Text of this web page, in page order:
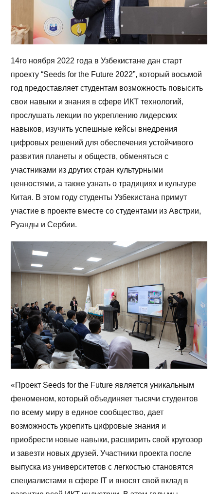
14го ноября 2022 года в Узбекистане дан старт
проекту “Seeds for the Future 2022”, который восьмой
год предоставляет студентам возможность повысить
свои навыки и знания в сфере ИКТ технологий,
прослушать лекции по укреплению лидерских
навыков, изучить успешные кейсы внедрения
цифровых решений для обеспечения устойчивого
развития планеты и обществ, обменяться с
участниками из других стран культурными
ценностями, а также узнать о традициях и культуре
Китая. В этом году студенты Узбекистана примут
участие в проекте вместе со студентами из Австрии,
Руанды и Сербии.
«Проект Seeds for the Future является уникальным
феноменом, который объединяет тысячи студентов
по всему миру в единое сообщество, дает
возможность укрепить цифровые знания и
приобрести новые навыки, расширить свой кругозор
и завезти новых друзей. Участники проекта после
выпуска из университетов с легкостью становятся
специалистами в сфере IT и вносят свой вклад в